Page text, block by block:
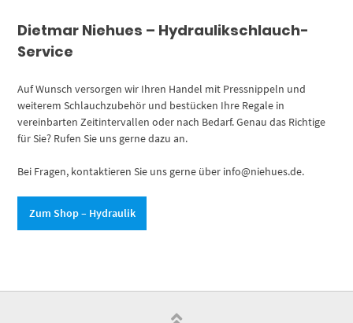
Dietmar Niehues – Hydraulikschlauch-
Service
Auf Wunsch versorgen wir Ihren Handel mit Pressnippeln und
weiterem Schlauchzubehör und bestücken Ihre Regale in
vereinbarten Zeitintervallen oder nach Bedarf. Genau das Richtige
für Sie? Rufen Sie uns gerne dazu an.
Bei Fragen, kontaktieren Sie uns gerne über info@niehues.de.
Zum Shop – Hydraulik